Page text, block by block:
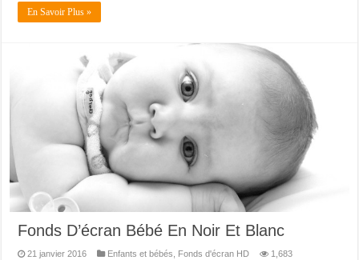
En Savoir Plus »
Fonds D’écran Bébé En Noir Et Blanc
21 janvier 2016 Enfants et bébés Fonds d'écran HD 1,683